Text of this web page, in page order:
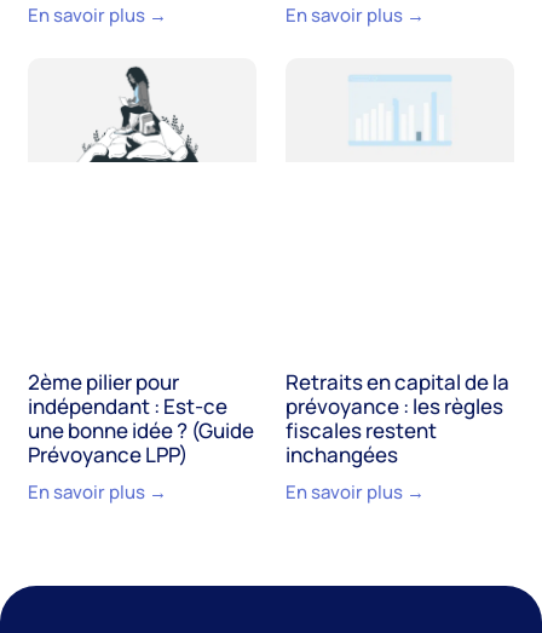
En savoir plus → En savoir plus →
2ème pilier pour
indépendant : Est-ce
une bonne idée ? (Guide
Prévoyance LPP)
En savoir plus →
Retraits en capital de la
prévoyance : les règles
fiscales restent
inchangées
En savoir plus →